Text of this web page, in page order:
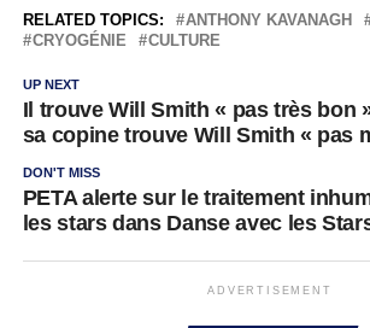
RELATED TOPICS: ANTHONY KAVANAGH
CRYOGÉNIE
CULTURE
UP NEXT
Il trouve Will Smith « pas très bon
sa copine trouve Will Smith « pas
DON'T MISS
PETA alerte sur le traitement
les stars dans Danse avec les
ADVERTISEMENT